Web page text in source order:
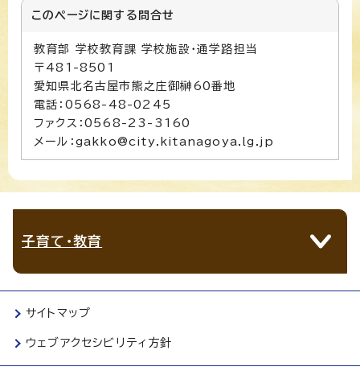
このページに関する 問合せ
教育部 学校教育課 学校施設・通学路担当
〒481-8501
愛知県北名古屋市熊之庄御榊60番地
電話：0568-48-0245
ファクス：0568-23-3160
メール：gakko@city.kitanagoya.lg.jp
子育て・教育
サイトマップ
ウェブアクセシビリティ方針